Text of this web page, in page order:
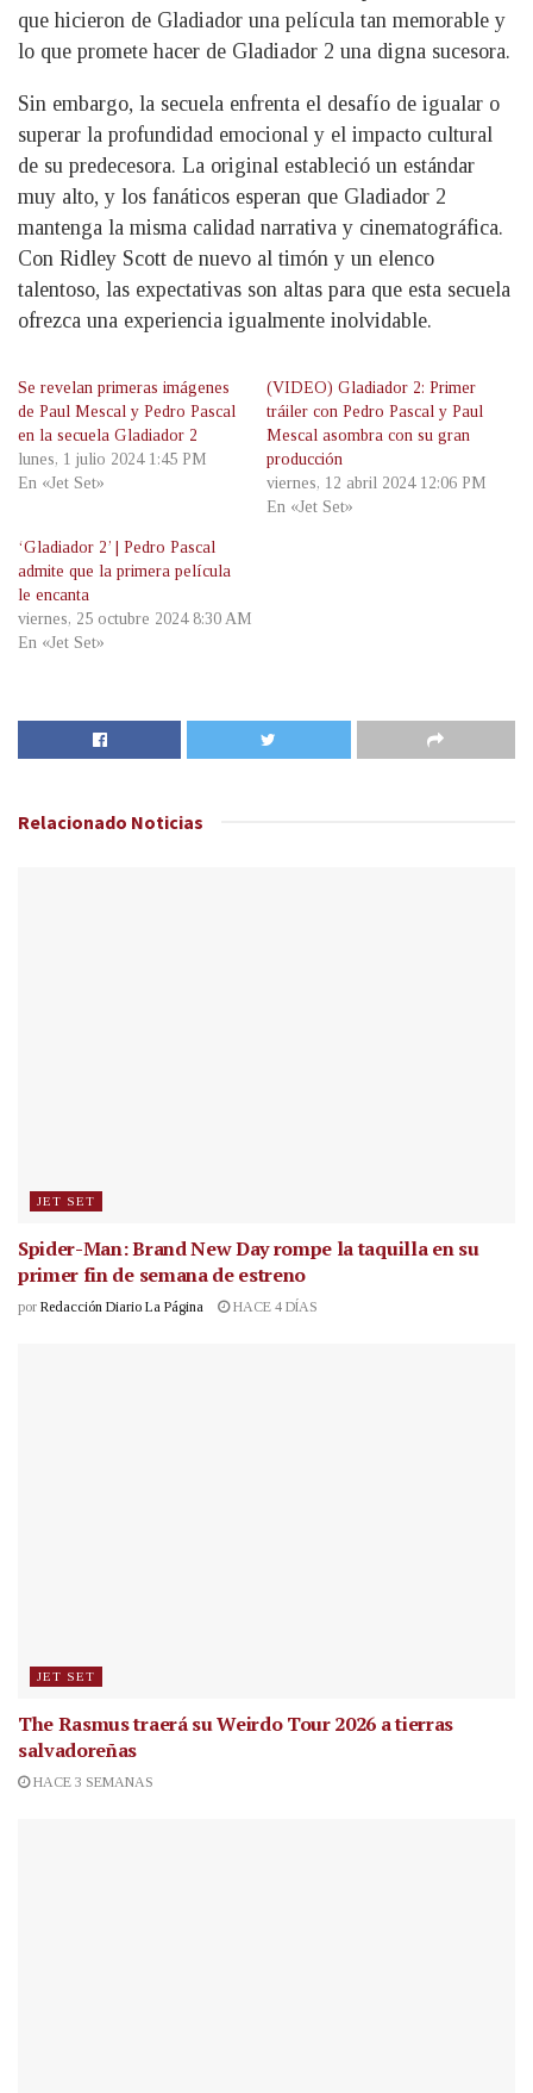
que hicieron de Gladiador una película tan memorable y
lo que promete hacer de Gladiador 2 una digna sucesora.
Sin embargo, la secuela enfrenta el desafío de igualar o
superar la profundidad emocional y el impacto cultural
de su predecesora. La original estableció un estándar
muy alto, y los fanáticos esperan que Gladiador 2
mantenga la misma calidad narrativa y cinematográfica.
Con Ridley Scott de nuevo al timón y un elenco
talentoso, las expectativas son altas para que esta secuela
ofrezca una experiencia igualmente inolvidable.
Se revelan primeras imágenes
de Paul Mescal y Pedro Pascal
en la secuela Gladiador 2
lunes, 1 julio 2024 1:45 PM
En «Jet Set»
(VIDEO) Gladiador 2: Primer
tráiler con Pedro Pascal y Paul
Mescal asombra con su gran
producción
viernes, 12 abril 2024 12:06 PM
En «Jet Set»
‘Gladiador 2’ | Pedro Pascal
admite que la primera película
le encanta
viernes, 25 octubre 2024 8:30 AM
En «Jet Set»
Relacionado Noticias
JET SET
Spider-Man: Brand New Day rompe la taquilla en su
primer fin de semana de estreno
por Redacción Diario La Página HACE 4 DÍAS
JET SET
The Rasmus traerá su Weirdo Tour 2026 a tierras
salvadoreñas
HACE 3 SEMANAS